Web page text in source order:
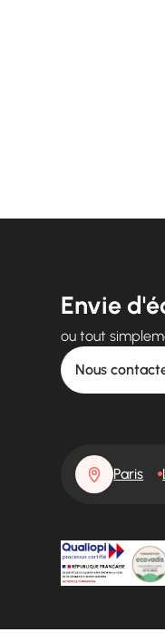
Envie
ou tout
Nous
Paris